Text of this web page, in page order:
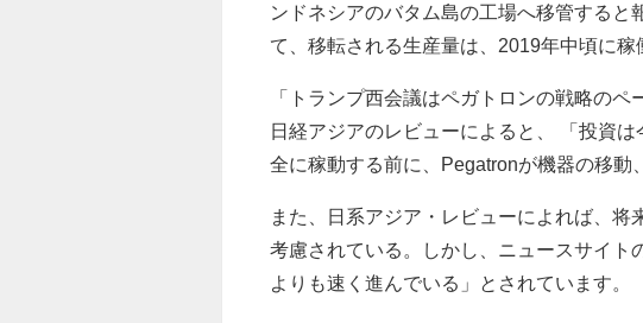
ンドネシアのバタム島の工場へ移管する
て、移転される生産量は、2019年中頃に
「トランプ西会議はペガトロンの戦略の
日経アジアのレビューによると、 「投資
全に稼動する前に、Pegatronが機器の移動
また、日系アジア・レビューによれば、
考慮されている。しかし、ニュースサイト
よりも速く進んでいる」とされています。